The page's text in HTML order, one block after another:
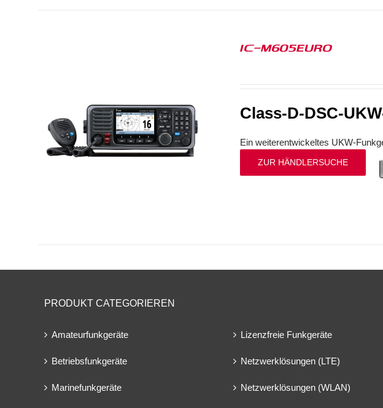
IC-M605EURO
Class-D-DSC-
Ein weiterentwickeltes UKW-
ZUR HÄNDLERSUCHE
PRODUKT CATEGORIEREN
Amateurfunkgeräte
Betriebsfunkgeräte
Marinefunkgeräte
Lizenzfreie Funkgeräte
Netzwerklösungen (LTE)
Netzwerklösungen (WLAN)